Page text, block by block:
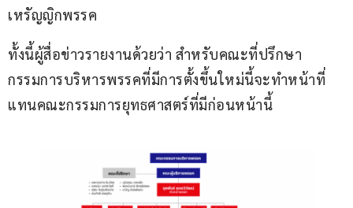
เหรัญญิกพรรค
ทั้งนี้ผู้สื่อข่าวรายงานด้วยว่า สำหรับคณะที่ปรึกษา
กรรมการบริหารพรรคที่มีการตั้งขึ้นใหม่นี้จะทำหน้าที่
แทนคณะกรรมการยุทธศาสตร์ที่มีก่อนหน้านี้